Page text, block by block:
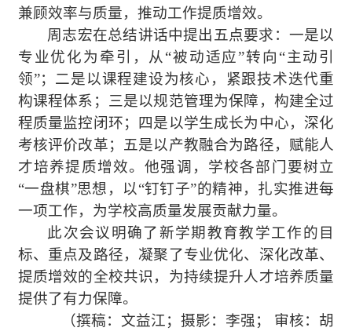
兼顾效率与质量，推动工作提质增效。
周志宏在总结讲话中提出 五点要求：一是以
专业优化为牵引，从“被动适应”转向“主动引
领”； 二是以课程建设为核心，紧跟技术迭代重
构课程体系 ；
三是以规范管理为保障，构建全过
程质量监控闭环； 四是以学生成长为中心，深化
考核评价改革；
五是以产教融合为路径，赋能人
才培养提质增效。他强调 ， 学校各部门要树立
“一盘棋”思想，以“钉钉子”的精神，扎实推进每
一项工作，为学校高质量发展贡献力量。
此次会议明确了新学期教育教学工作的目
标、重点及路径，凝聚了专业优化、深化改革、
提质增效的全校共识，为持续提升人才培养质量
提供了有力保障。
（撰稿：文益江；摄影：李强； 审核：胡